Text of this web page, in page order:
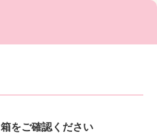
をご確認ください